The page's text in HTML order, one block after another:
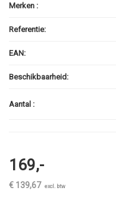
Merken :
Referentie:
EAN:
Beschikbaarheid:
Aantal :
169,-
€ 139,67 excl. btw